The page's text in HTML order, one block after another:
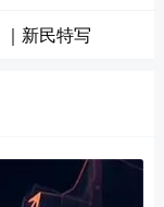
新民特写